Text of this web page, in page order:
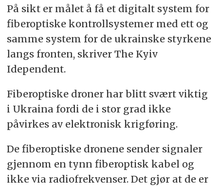
På sikt er målet å få et digitalt system for
fiberoptiske kontrollsystemer med ett og
samme system for de ukrainske styrkene
langs fronten, skriver The Kyiv
Idependent.
Fiberoptiske droner har blitt svært viktig
i Ukraina fordi de i stor grad ikke
påvirkes av elektronisk krigføring.
De fiberoptiske dronene sender signaler
gjennom en tynn fiberoptisk kabel og
ikke via radiofrekvenser. Det gjør at de er